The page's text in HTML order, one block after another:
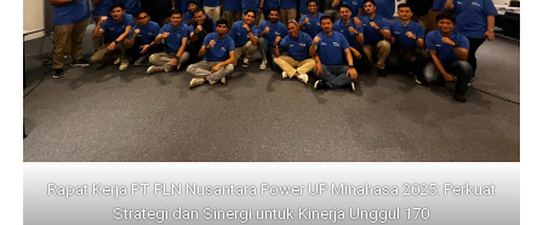
Rapat Kerja PT PLN Nusantara Power UP Minahasa 2025: Perkuat
Strategi dan Sinergi untuk Kinerja Unggul 170